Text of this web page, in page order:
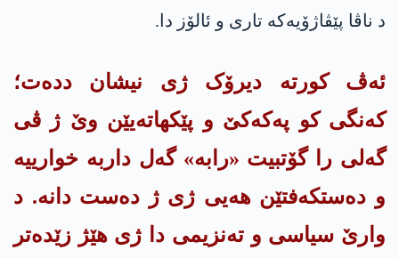
د ناڤا پێڤاژۆیەکە تاری و ئالۆز دا.
ئەڤ کورتە دیرۆک ژی نیشان ددەت؛
کەنگی کو په‌كه‌كێ و پێکهاتەیێن وێ ژ ڤی
گەلی را گۆتبیت «رابە» گەل داربە خوارییە
و دەستکەفتێن هەیی ژی ژ دەست دانە. د
وارێ سیاسی و ته‌نزیمی دا ژی هێژ زێدەتر